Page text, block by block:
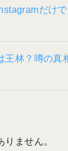
だけ
王林？噂の真
ません。